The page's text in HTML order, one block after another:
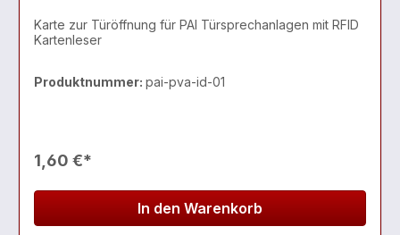
Karte zur Türöffnung für PAI Türsprechanlagen mit RFID
Kartenleser
Produktnummer: pai-pva-id-01
1,60 €*
In den Warenkorb